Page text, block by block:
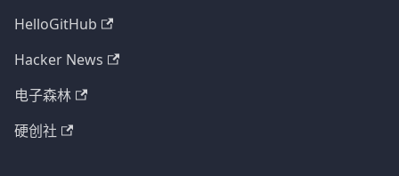
HelloGitHub
Hacker News
电子森林
硬创社